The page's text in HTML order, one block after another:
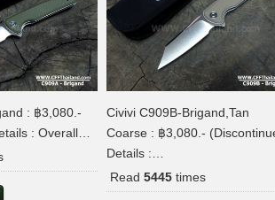
: ฿3,080.-
: Overall…
Civivi C909B-Brigand,Tan
Coarse : ฿3,080.-
Details :…
Read 5445times